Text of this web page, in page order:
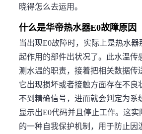
晓得怎么去运用。
什么是华帝热水器E0故障原因
当出现E0故障时，实际上是热水器
起作用的部件出状况了。此水温传
测水温的职责，接着把相关数据传
它出现损坏或者接触方面存在不良
不到精确信号，进而就会判定为系
显示出E0代码并且停止工作。这
的一种自我保护机制，用于防止因